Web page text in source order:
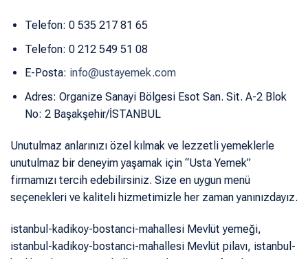
Telefon: 0 535 217 81 65
Telefon: 0 212 549 51 08
E-Posta: info@ustayemek.com
Adres: Organize Sanayi Bölgesi Esot San. Sit. A-2 Blok
No: 2 Başakşehir/İSTANBUL
Unutulmaz anlarınızı özel kılmak ve lezzetli yemeklerle
unutulmaz bir deneyim yaşamak için “Usta Yemek”
firmamızı tercih edebilirsiniz. Size en uygun menü
seçenekleri ve kaliteli hizmetimizle her zaman yanınızdayız.
istanbul-kadikoy-bostanci-mahallesi Mevlüt yemeği,
istanbul-kadikoy-bostanci-mahallesi Mevlüt pilavı, istanbul-